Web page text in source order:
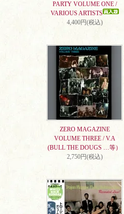
PARTY VOLUME ONE /
VARIOUS ARTISTS
4,400円(税込)
ZERO MAGAZINE
VOLUME THREE / V.A
(BULL THE DOUGS …等）
2,750円(税込)